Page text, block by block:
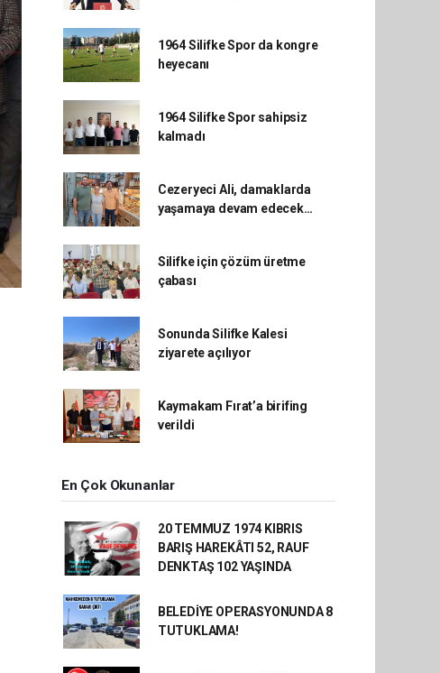
1964 Silifke Spor da kongre
heyecanı
1964 Silifke Spor sahipsiz
kalmadı
Cezeryeci Ali, damaklarda
yaşamaya devam edecek…
Silifke için çözüm üretme
çabası
Sonunda Silifke Kalesi
ziyarete açılıyor
Kaymakam Fırat’a birifing
verildi
En Çok Okunanlar
20 TEMMUZ 1974 KIBRIS
BARIŞ HAREKÂTI 52, RAUF
DENKTAŞ 102 YAŞINDA
BELEDİYE OPERASYONUNDA 8
TUTUKLAMA!